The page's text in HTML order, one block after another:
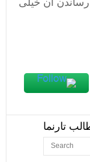
آن خیلی
تارنما